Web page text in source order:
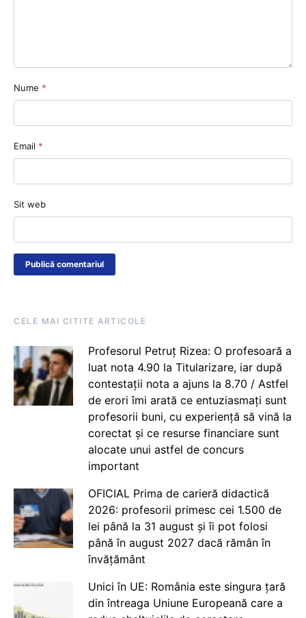
Nume *
Email *
Sit web
CELE MAI CITITE ARTICOLE
Profesorul Petruț Rizea: O profesoară a
luat nota 4.90 la Titularizare, iar după
contestații nota a ajuns la 8.70 / Astfel
de erori îmi arată ce entuziasmați sunt
profesorii buni, cu experiență să vină la
corectat și ce resurse financiare sunt
alocate unui astfel de concurs
important
OFICIAL Prima de carieră didactică
2026: profesorii primesc cei 1.500 de
lei până la 31 august și îi pot folosi
până în august 2027 dacă rămân în
învățământ
Unici în UE: România este singura țară
din întreaga Uniune Europeană care a